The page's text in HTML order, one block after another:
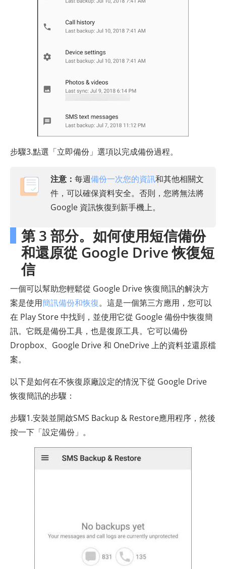
步驟3.點選「立即備份」選項以完成備份過程。
注意： 每週備份一次您的資訊和其他相關文
件，可以確保資料安全。否則，您將無法將
Google 資訊恢復到新手機上。
第 3 部分。如何使用短信備份
和還原從 Google Drive 恢復短
信
一個可以幫助您輕鬆從 Google Drive 恢復簡訊的解決方
案是使用簡訊備份和恢復。這是一個第三方應用，您可以
在 Play Store 中找到，並使用它從 Google 備份中恢復簡
訊。它既是備份工具，也是復原工具。它可以備份
Dropbox、Google Drive 和 OneDrive 上的資料並還原檔
案。
以下是如何在不恢復原廠設定的情況下從 Google Drive
恢復簡訊的步驟：
步驟1.安裝並開啟SMS Backup & Restore應用程序，然後
按一下「設定備份」。